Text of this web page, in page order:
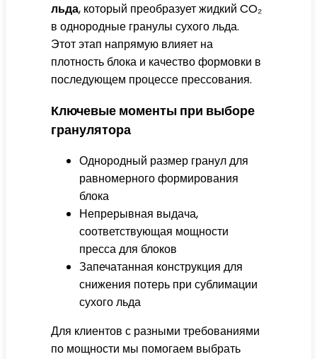
льда, который преобразует жидкий CO₂
в однородные гранулы сухого льда.
Этот этап напрямую влияет на
плотность блока и качество формовки в
последующем процессе прессования.
Ключевые моменты при выборе
гранулятора
Однородный размер гранул для
равномерного формирования
блока
Непрерывная выдача,
соответствующая мощности
пресса для блоков
Запечатанная конструкция для
снижения потерь при сублимации
сухого льда
Для клиентов с разными требованиями
по мощности мы помогаем выбрать